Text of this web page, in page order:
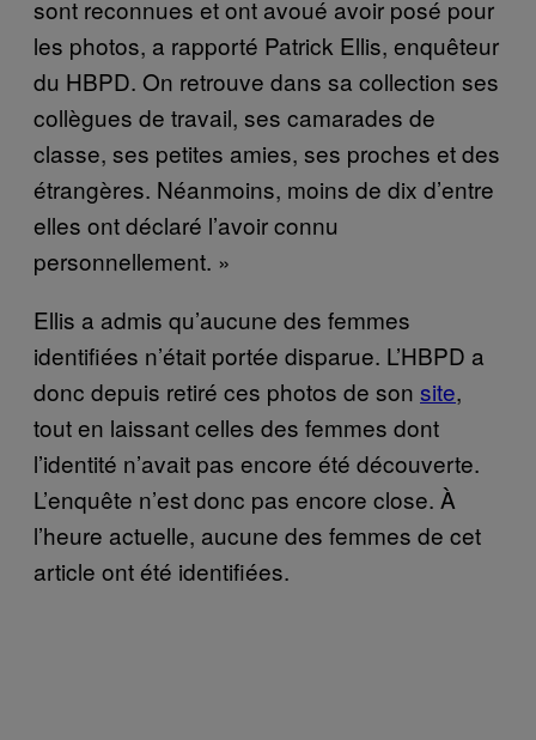
sont reconnues et ont avoué avoir posé pour
les photos, a rapporté Patrick Ellis, enquêteur
du HBPD. On retrouve dans sa collection ses
collègues de travail, ses camarades de
classe, ses petites amies, ses proches et des
étrangères. Néanmoins, moins de dix d’entre
elles ont déclaré l’avoir connu
personnellement. »
Ellis a admis qu’aucune des femmes
identifiées n’était portée disparue. L’HBPD a
donc depuis retiré ces photos de son ​site​,
tout en laissant celles des femmes dont
l’identité n’avait pas encore été découverte.
L’enquête n’est donc pas encore close. À
l’heure actuelle, aucune des femmes de cet
article ont été identifiées.